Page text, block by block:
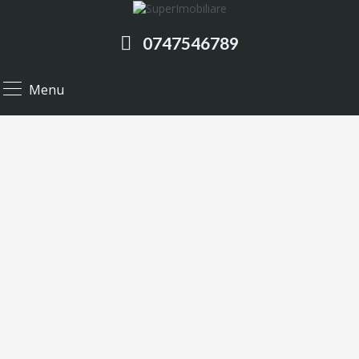
0747546789
Menu